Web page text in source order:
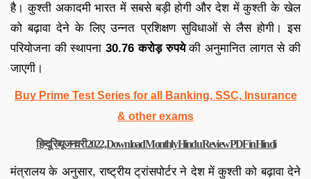
है। कुश्ती अकादमी भारत में सबसे बड़ी होगी और देश में कुश्ती के खेल
को बढ़ावा देने के लिए उन्नत प्रशिक्षण सुविधाओं से लैस होगी। इस
परियोजना की स्थापना30.76 करोड़ रुपयेकी अनुमानित लागत से की
जाएगी।
Buy Prime Test Series for all Banking, SSC, Insurance
& other exams
हिन्दू रिव्यू जनवरी 2022, Download Monthly Hindu Review PDF in Hindi
मंत्रालय के अनुसार, राष्ट्रीय ट्रांसपोर्टर ने देश में कुश्ती को बढ़ावा देने